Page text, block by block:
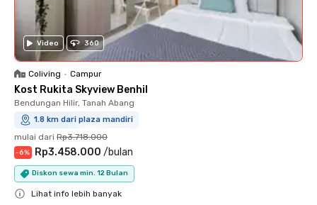
Video 360
Coliving • Campur
Kost Rukita Skyview Benhil
Bendungan Hilir, Tanah Abang
1.8 km dari plaza mandiri
mulai dari Rp3.718.000
-6% Rp3.458.000 /bulan
Diskon sewa min. 12 Bulan
Lihat info lebih banyak